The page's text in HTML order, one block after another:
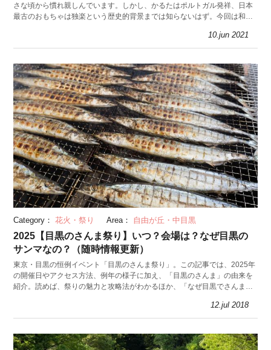
さな頃から慣れ親しんでいます。しかし、かるたはポルトガル発祥、日本
最古のおもちゃは独楽という歴史的背景までは知らないはず。今回は和の
10.jun 2021
Category： 花火・祭り Area： 自由が丘・中目黒
2025【目黒のさんま祭り】いつ？会場は？なぜ目黒の
サンマなの？（随時情報更新）
東京・目黒の恒例イベント「目黒のさんま祭り」。この記事では、2025年
の開催日やアクセス方法、例年の様子に加え、「目黒のさんま」の由来を
紹介。読めば、祭りの魅力と攻略法がわかるほか、「なぜ目黒でさんま祭
12.jul 2018